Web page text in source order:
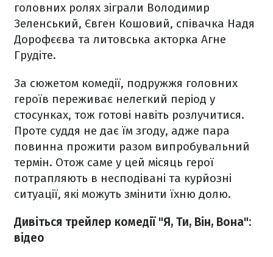
головних ролях зіграли Володимир
Зеленський, Євген Кошовий, співачка Надя
Дорофєєва та литовська акторка Агне
Грудіте.
За сюжетом комедії, подружжя головних
героїв переживає нелегкий період у
стосунках, тож готові навіть розлучитися.
Проте суддя не дає їм згоду, адже пара
повинна прожити разом випробувальний
термін. Отож саме у цей місяць герої
потрапляють в несподівані та курйозні
ситуації, які можуть змінити їхню долю.
Дивіться трейлер комедії "Я, Ти, Він, Вона":
відео